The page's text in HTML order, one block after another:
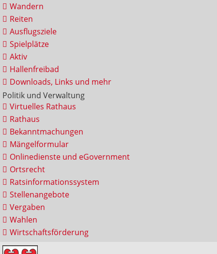
Wandern
Reiten
Ausflugsziele
Spielplätze
Aktiv
Hallenfreibad
Downloads, Links und mehr
Politik und Verwaltung
Virtuelles Rathaus
Rathaus
Bekanntmachungen
Mängelformular
Onlinedienste und eGovernment
Ortsrecht
Ratsinformationssystem
Stellenangebote
Vergaben
Wahlen
Wirtschaftsförderung